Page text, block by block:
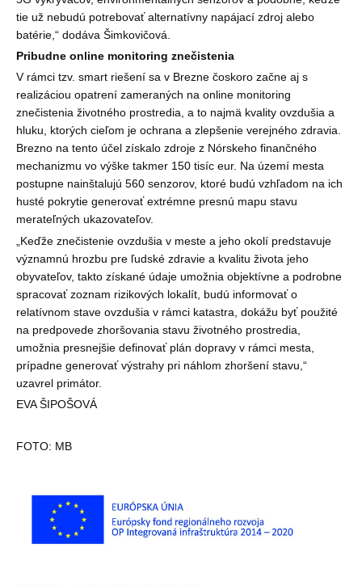
tie už nebudú potrebovať alternatívny napájací zdroj alebo
batérie,“ dodáva Šimkovičová.
Pribudne online monitoring znečistenia
V rámci tzv. smart riešení sa v Brezne čoskoro začne aj s
realizáciou opatrení zameraných na online monitoring
znečistenia životného prostredia, a to najmä kvality ovzdušia a
hluku, ktorých cieľom je ochrana a zlepšenie verejného zdravia.
Brezno na tento účel získalo zdroje z Nórskeho finančného
mechanizmu vo výške takmer 150 tisíc eur. Na území mesta
postupne nainštalujú 560 senzorov, ktoré budú vzhľadom na ich
husté pokrytie generovať extrémne presnú mapu stavu
merateľných ukazovateľov.
„Keďže znečistenie ovzdušia v meste a jeho okolí predstavuje
významnú hrozbu pre ľudské zdravie a kvalitu života jeho
obyvateľov, takto získané údaje umožnia objektívne a podrobne
spracovať zoznam rizikových lokalít, budú informovať o
relatívnom stave ovzdušia v rámci katastra, dokážu byť použité
na predpovede zhoršovania stavu životného prostredia,
umožnia presnejšie definovať plán dopravy v rámci mesta,
prípadne generovať výstrahy pri náhlom zhoršení stavu,“
uzavrel primátor.
EVA ŠIPOŠOVÁ
FOTO: MB